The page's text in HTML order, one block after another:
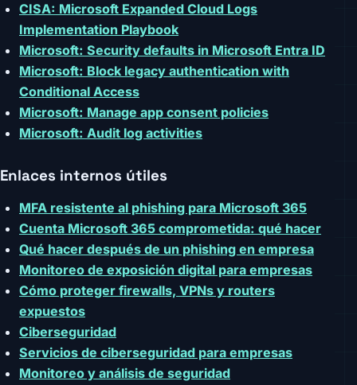
CISA: Microsoft Expanded Cloud Logs
Implementation Playbook
Microsoft: Security defaults in Microsoft Entra ID
Microsoft: Block legacy authentication with
Conditional Access
Microsoft: Manage app consent policies
Microsoft: Audit log activities
Enlaces internos útiles
MFA resistente al phishing para Microsoft 365
Cuenta Microsoft 365 comprometida: qué hacer
Qué hacer después de un phishing en empresa
Monitoreo de exposición digital para empresas
Cómo proteger firewalls, VPNs y routers
expuestos
Ciberseguridad
Servicios de ciberseguridad para empresas
Monitoreo y análisis de seguridad